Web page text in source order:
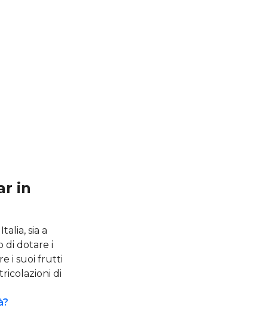
in
sia a
di dotare i
i suoi frutti
di